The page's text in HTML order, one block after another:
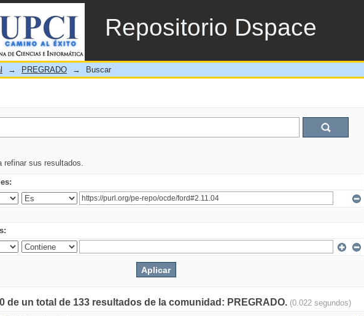
Repositorio Dspace
→ PREGRADO → Buscar
refinar sus resultados.
de un total de 133 resultados de la comunidad: PREGRADO. (0.022 segundos)